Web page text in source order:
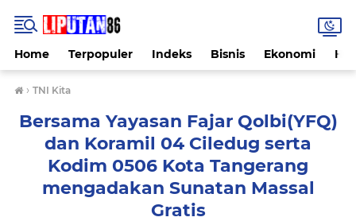
Home Terpopuler Indeks Bisnis Ekonomi
› TNI Kita
Bersama Yayasan Fajar Qolbi(YFQ)
dan Koramil 04 Ciledug serta
Kodim 0506 Kota Tangerang
mengadakan Sunatan Massal
Gratis